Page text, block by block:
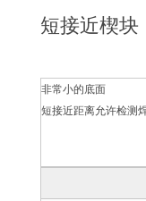
短接近楔块
非常小的底面
短接近距离允许检测